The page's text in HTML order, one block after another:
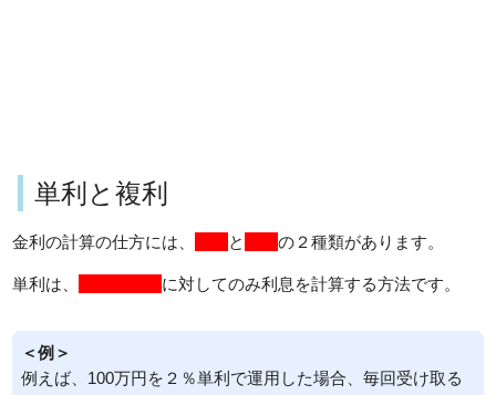
単利と複利
金利の計算の仕方には、 と 複利の２種類があります。
単利は、 当初の元本に対してのみ利息を計算する方法です。
＜例＞
例えば、100万円を２％単利で運用した場合、毎回受け取る